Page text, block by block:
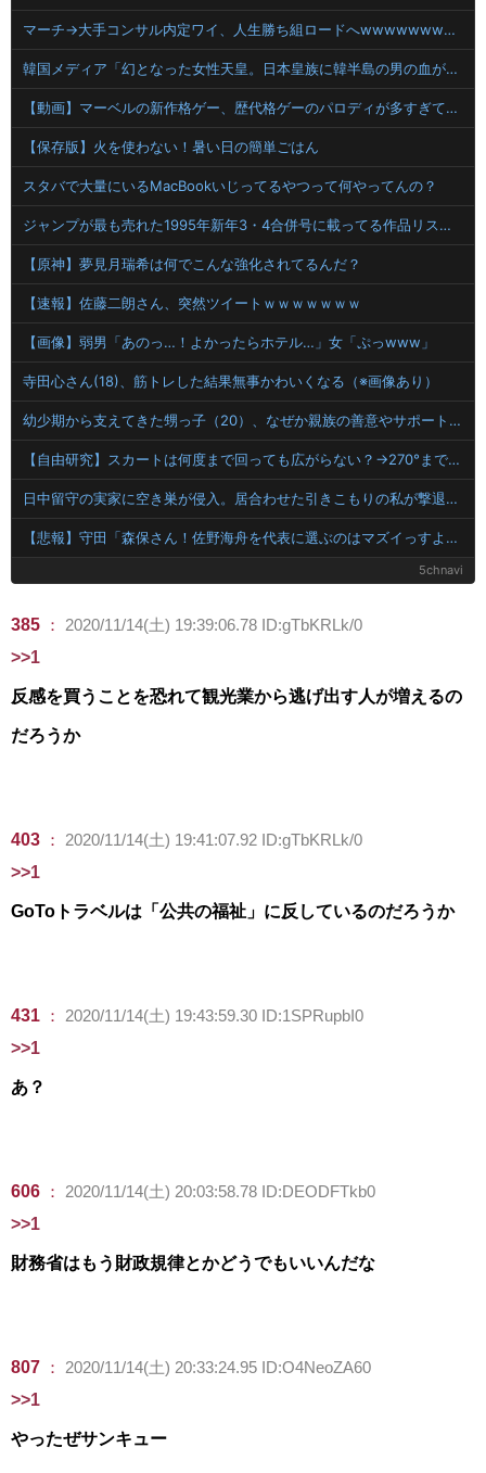
マーチ→大手コンサル内定ワイ、人生勝ち組ロードへwwwwwwwwwwwwwwwwww
韓国メディア「幻となった女性天皇。日本皇族に韓半島の男の血が入る可能性がゼロに・・・」
【動画】マーベルの新作格ゲー、歴代格ゲーのパロディが多すぎて話題にwwwwwww
【保存版】火を使わない！暑い日の簡単ごはん
スタバで大量にいるMacBookいじってるやつって何やってんの？
ジャンプが最も売れた1995年新年3・4合併号に載ってる作品リストｗｗｗｗｗ
【原神】夢見月瑞希は何でこんな強化されてるんだ？
【速報】佐藤二朗さん、突然ツイートｗｗｗｗｗｗｗ
【画像】弱男「あのっ…！よかったらホテル…」女「ぷっwww」
寺田心さん(18)、筋トレした結果無事かわいくなる（※画像あり）
幼少期から支えてきた甥っ子（20）、なぜか親族の善意やサポートを「当たり前」と思い込み逆ギレ…仕事も続かず他力本願で横柄になったあまりの非常識さに限界到達！情で助けてきたけどもう親族やめたい
【自由研究】スカートは何度まで回っても広がらない？→270°まで可能と判明ｗｗｗｗ
日中留守の実家に空き巣が侵入。居合わせた引きこもりの私が撃退した結果…家族の態度に耐えかね家を出たら半年後に〇〇する超スピード展開へ←人生何がきっかけで好転するか分からない
【悲報】守田「森保さん！佐野海舟を代表に選ぶのはマズイっすよ」→守田代表落ちｗｗｗｗｗｗｗ
5chnavi
385 ：
2020/11/14(土) 19:39:06.78 ID:gTbKRLk/0
>>1
反感を買うことを恐れて観光業から逃げ出す人が増えるの
だろうか
403 ：
2020/11/14(土) 19:41:07.92 ID:gTbKRLk/0
>>1
GoToトラベルは「公共の福祉」に反しているのだろうか
431 ：
2020/11/14(土) 19:43:59.30 ID:1SPRupbI0
>>1
あ？
606 ：
2020/11/14(土) 20:03:58.78 ID:DEODFTkb0
>>1
財務省はもう財政規律とかどうでもいいんだな
807 ：
2020/11/14(土) 20:33:24.95 ID:O4NeoZA60
>>1
やったぜサンキュー